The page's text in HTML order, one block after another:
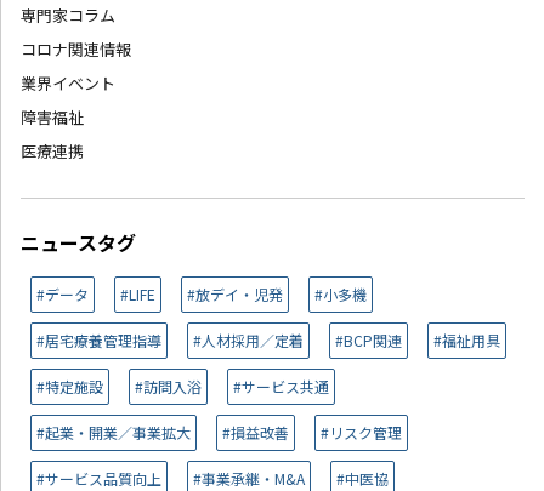
専門家コラム
コロナ関連情報
業界イベント
障害福祉
医療連携
ニュースタグ
#データ #LIFE #放デイ・児発 #小多機
#居宅療養管理指導 #人材採用／定着 #BCP関連 #福祉用具
#特定施設 #訪問入浴 #サービス共通
#起業・開業／事業拡大 #損益改善 #リスク管理
#サービス品質向上 #事業承継・M&A #中医協